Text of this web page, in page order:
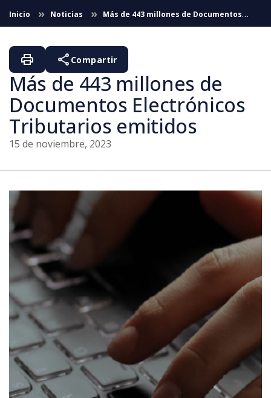
Saltar al contenido principal
Inicio Noticias
Más de 443 millones de Documentos
Electrónicos Tributarios emitidos
Más de 443 millones de
Documentos Electrónicos
Tributarios emitidos
15 de noviembre, 2023
print share Compartir